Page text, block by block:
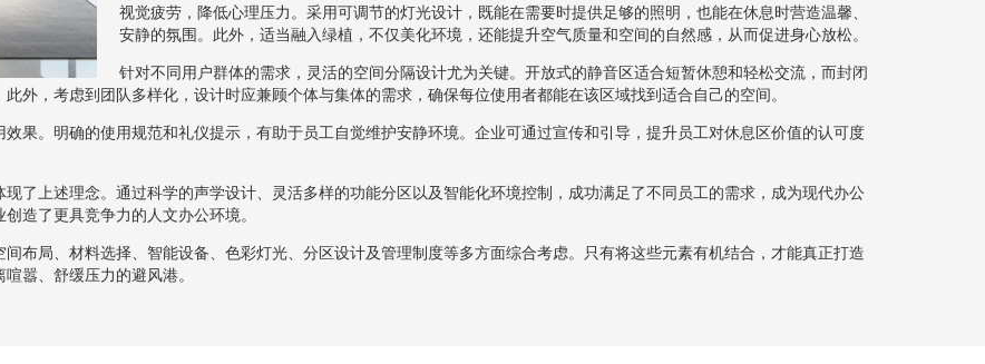
视觉疲劳，降低心理压力。采用可调节的灯光设计，既能在需要时提供足够的照明，也能在休息时营造温馨、
安静的氛围。此外，适当融入绿植，不仅美化环境，还能提升空气质量和空间的自然感，从而促进身心放松。
针对不同用户群体的需求，灵活的空间分隔设计尤为关键。开放式的静音区适合短暂休憩和轻松交流，而封闭
外，考虑到团队多样化，设计时应兼顾个体与集体的需求，确保每位使用者都能在该区域找到适合自己的空间。
果。明确的使用规范和礼仪提示，有助于员工自觉维护安静环境。企业可通过宣传和引导，提升员工对休息区价值的认可度
了上述理念。通过科学的声学设计、灵活多样的功能分区以及智能化环境控制，成功满足了不同员工的需求，成为现代办公
造了更具竞争力的人文办公环境。
布局、材料选择、智能设备、色彩灯光、分区设计及管理制度等多方面综合考虑。只有将这些元素有机结合，才能真正打造
嚣、舒缓压力的避风港。